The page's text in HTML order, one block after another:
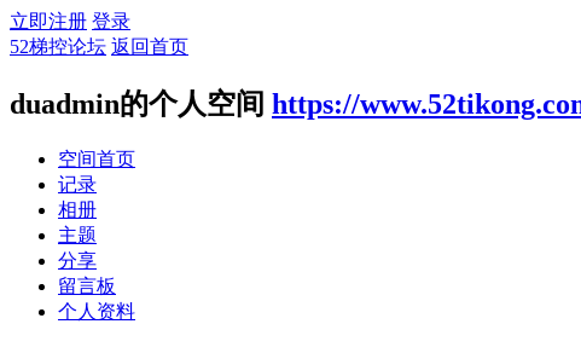
立即注册 登录
52梯控论坛 返回首页
duadmin的个人空间 https://
空间首页
记录
相册
主题
分享
留言板
个人资料